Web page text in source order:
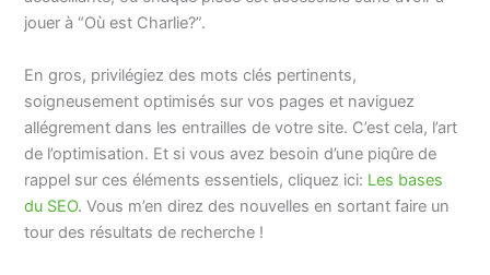
jouer à “Où est Charlie?”.
En gros, privilégiez des mots clés pertinents,
soigneusement optimisés sur vos pages et naviguez
allégrement dans les entrailles de votre site. C’est cela, l’art
de l’optimisation. Et si vous avez besoin d’une piqûre de
rappel sur ces éléments essentiels, cliquez ici: Les bases
du SEO. Vous m’en direz des nouvelles en sortant faire un
tour des résultats de recherche !